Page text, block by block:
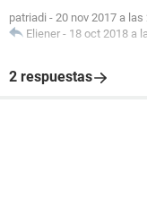
patriadi - 20 nov 2017 a las
Eliener - 18 oct 2018 a
2 respuestas